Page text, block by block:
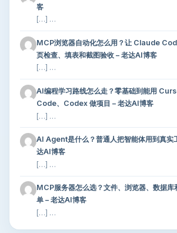
客
[…] …
MCP浏览器自动化怎么用？让 Claude
页检查、填表和截图验收 – 老达AI博客
[…] …
AI编程学习路线怎么走？零基础到能用
Code、Codex 做项目 – 老达AI博客
[…] …
AI Agent是什么？普通人把智能体用到真实
达AI博客
[…] …
MCP服务器怎么选？文件、浏览器、数据库
单 – 老达AI博客
[…] …